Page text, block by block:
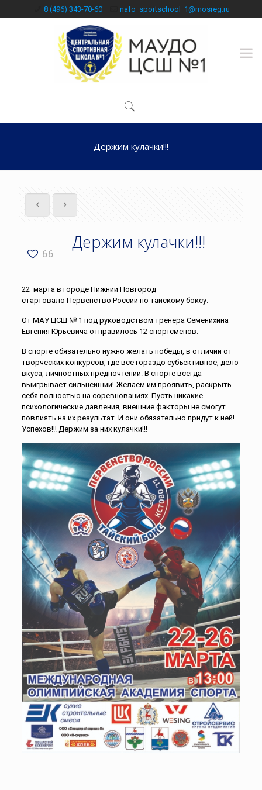
8 (496) 343-70-60 nafo_sportschool_1@mosreg.ru
Держим кулачки!!!
66
Держим кулачки!!!
22 марта в городе Нижний Новгород
стартовало Первенство России по тайскому боксу.
От МАУ ЦСШ № 1 под руководством тренера Семенихина
Евгения Юрьевича отправилось 12 спортсменов.
В спорте обязательно нужно желать победы, в отличии от
творческих конкурсов, где все гораздо субъективное, дело
вкуса, личностных предпочтений. В спорте всегда
выигрывает сильнейший! Желаем им проявить, раскрыть
себя полностью на соревнованиях. Пусть никакие
психологические давления, внешние факторы не смогут
повлиять на их результат. И они обязательно придут к ней!
Успехов!!! Держим за них кулачки!!!